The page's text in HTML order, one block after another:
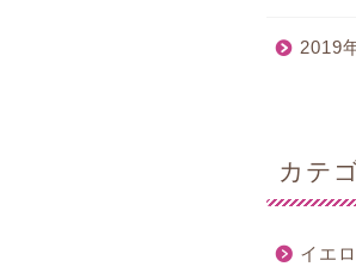
2019
カテ
イエ